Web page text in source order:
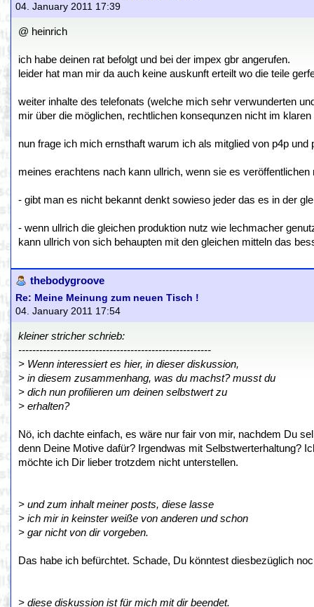
04. January 2011 17:39
@ heinrich
ich habe deinen rat befolgt und bei der impex gbr angerufen.
leider hat man mir da auch keine auskunft erteilt wo die teile
weiter inhalte des telefonats (welche mich sehr verwunderten
mir über die möglichen, rechtlichen konsequnzen nicht im
nun frage ich mich ernsthaft warum ich als mitglied von p4p
meines erachtens nach kann ullrich, wenn sie es
- gibt man es nicht bekannt denkt sowieso jeder das es in der
- wenn ullrich die gleichen produktion nutz wie lechmacher
kann ullrich von sich behaupten mit den gleichen mitteln das
thebodygroove
Re: Meine Meinung zum neuen Tisch !
04. January 2011 17:54
kleiner stricher schrieb:
-------------------------------------------------------
> Wenn interessiert es hier, in dieser diskussion,
> in diesem zusammenhang, was du machst? musst du
> dich nun profilieren um deinen selbstwert zu
> erhalten?
Nö, ich dachte einfach, es wäre nur fair von mir, nachdem Du
denn Deine Motive dafür? Irgendwas mit Selbstwerterhaltung?
möchte ich Dir lieber trotzdem nicht unterstellen.
> und zum inhalt meiner posts, diese lasse
> ich mir in keinster weiße von anderen und schon
> gar nicht von dir vorgeben.
Das habe ich befürchtet. Schade, Du könntest diesbezüglich
> diese diskussion ist für mich mit dir beendet.